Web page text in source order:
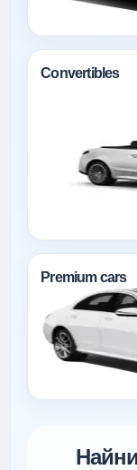
Convertibles
Premium cars